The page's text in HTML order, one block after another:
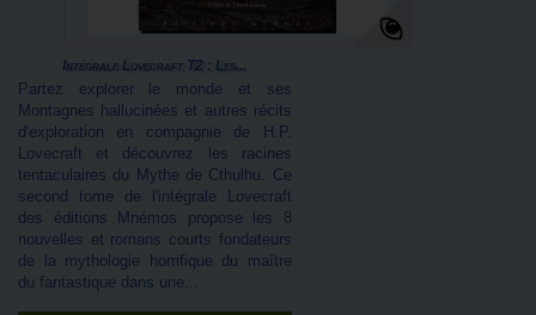
Intégrale Lovecraft T2 : Les...
Partez explorer le monde et ses
Montagnes hallucinées et autres récits
d'exploration en compagnie de H.P.
Lovecraft et découvrez les racines
tentaculaires du Mythe de Cthulhu. Ce
second tome de l'intégrale Lovecraft
des éditions Mnémos propose les 8
nouvelles et romans courts fondateurs
de la mythologie horrifique du maître
du fantastique dans une...